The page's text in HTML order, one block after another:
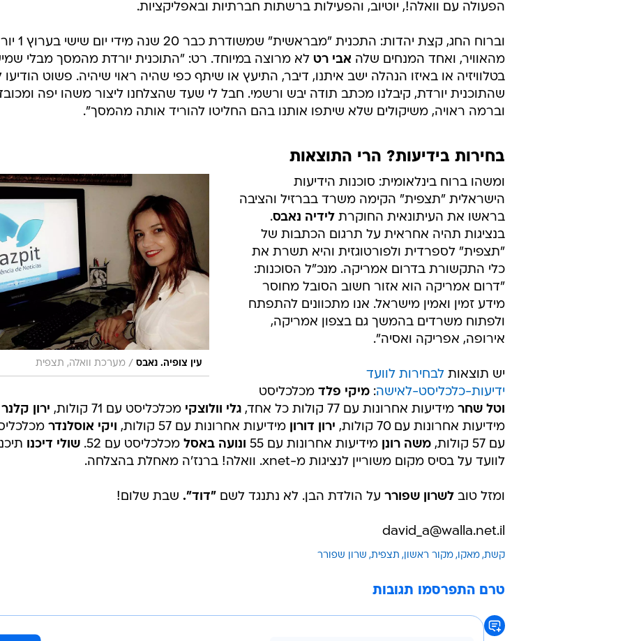
הפעולה עם וואלה!, יוטיוב, והפעילות ברשתות חברתיות ובאפליקציות.
וברוח החג, קצת יהדות: התכנית
מהאוויר, ואחד המנחים שלה אבי רט לא מרוצה במיוחד. רט: "התוכנית יורדת מהמסך מבלי
בטלוויזיה או באיזו הנהלה ישב איתנו, דיבר, התיעץ או שיתף כפי שהיה ראוי שיהיה. פשוט הודיעו
שהתוכנית יורדת, קיבלנו מכתב תודה יבש ורשמי. חבל לי שעד שהצלחנו ליצור משהו יפה
וברמה ראויה, משיקולים שלא שיתפו אותנו בהם החליטו להוריד אותה מהמסך".
בחירות בידיעות? הרי התוצאות
עין צופיה. נאבס / מערכת וואלה, תצפית
ומשהו ברוח בינלאומית: סוכנות הידיעות
הישראלית "תצפית" הקימה משרד בברזיל והציבה
בראשו את העיתונאית החוקרת לידיה נאבס.
בנציגות תהיה אחראית על תרגום הכתבות של
"תצפית" לספרדית ולפורטוגזית והיא תשרת את
כלי התקשורת בדרום אמריקה. מנכ"ל הסוכנות:
"דרום אמריקה הוא אזור חשוב הסובל מחוסר
מידע זמין ואמין מישראל. אנו מתכוונים להתפתח
ולפתוח משרדים בהמשך גם בצפון אמריקה,
אירופה, אפריקה ואסיה".
יש תוצאות לבחירות לוועד
ידיעות-כלכליסט-לאישה: מיקי פלד מכלכליסט
וטל שחר מידיעות אחרונות עם 77 קולות כל אחד, גלי וולוצקי מכלכליסט עם 71 קולות,
ירון קלנר
מידיעות אחרונות עם 70 קולות,
ירון דורון מידיעות אחרונות עם 57 קולות, ויקי אוסלנדר
עם 57 קולות,
משה רונן מידיעות אחרונות עם 55 ונועה באסל מכלכליסט עם 52. שולי דיכנו
לוועד על בסיס מקום משוריין לנציגות מ-xnet. וואלה! ברנז'ה מאחלת בהצלחה.
ומזל טוב לשרון שפורר על הולדת הבן. לא נתנגד לשם "דוד". שבת שלום!
david_a@walla.net.il
קשת מאקו מקור ראשון תצפית שרון שפורר
טרם התפרסמו תגובות